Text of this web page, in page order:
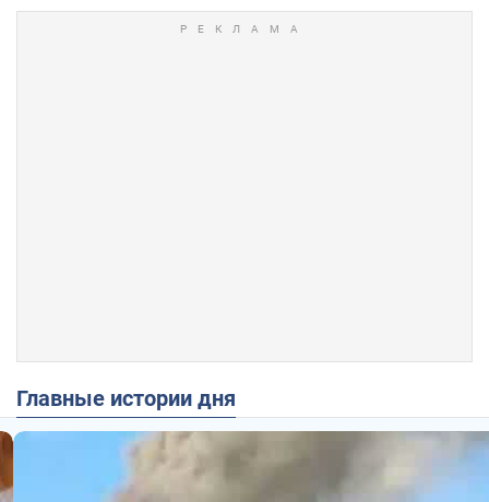
Главные истории дня